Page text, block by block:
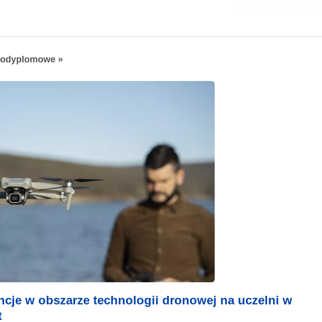
»
w obszarze technologii dronowej na uczelni w